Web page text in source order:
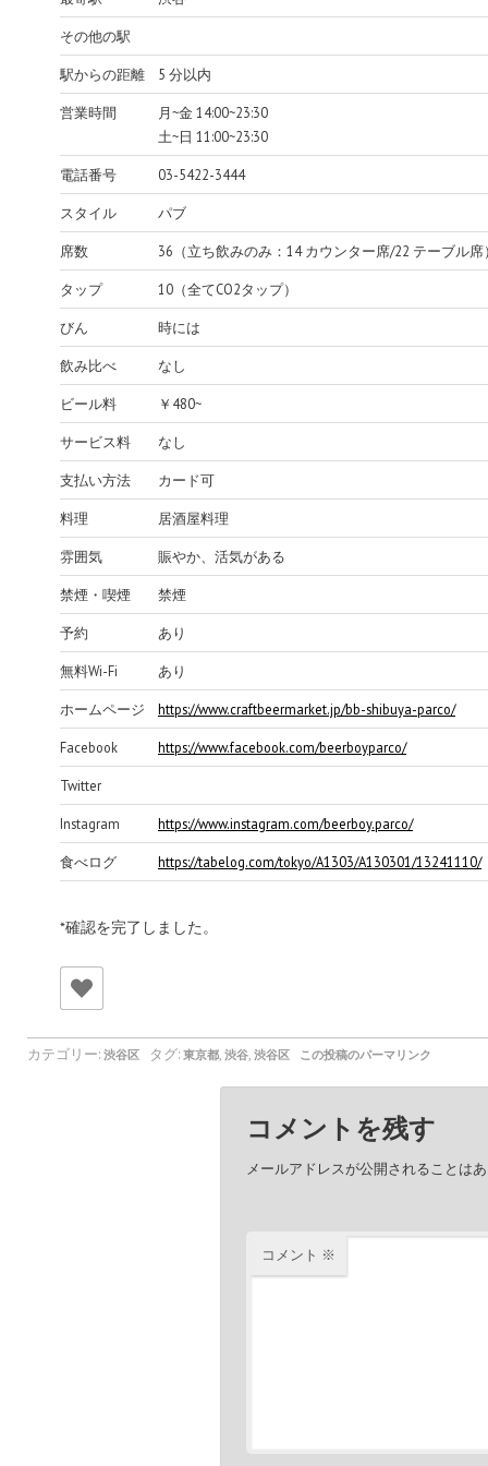
その他の駅
駅からの距離 5 分以内
営業時間
月~金 14:00~23:30
土~日 11:00~23:30
電話番号 03-5422-3444
スタイル パブ
席数 36（立ち飲みのみ：14 カウンター席/22 テーブル席）
タップ 10（全てCO2タップ）
びん 時には
飲み比べ なし
ビール料 ￥480~
サービス料 なし
支払い方法 カード可
料理 居酒屋料理
雰囲気 賑やか、活気がある
禁煙・喫煙 禁煙
予約 あり
無料Wi-Fi あり
ホームページ https://www.craftbeermarket.jp/bb-shibuya-parco/
Facebook https://www.facebook.com/beerboyparco/
Twitter
Instagram https://www.instagram.com/beerboy.parco/
食べログ https://tabelog.com/tokyo/A1303/A130301/13241110/
*確認を完了しました。
カテゴリー: 渋谷区 タグ: 東京都 渋谷 渋谷区 この投稿のパーマリンク
コメントを残す
メールアドレスが公開されることはあ
コメント ※